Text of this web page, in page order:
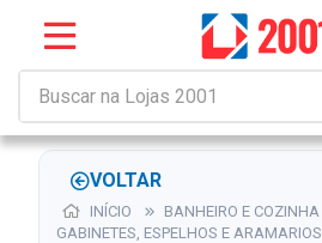
VOLTAR
INÍCIO
BANHEIRO E COZINHA
GABINETES, ESPELHOS E ARAMARIOS